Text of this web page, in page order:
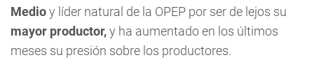
Medioy líder natural de la OPEP por ser de lejos su
mayor productor,y ha aumentado en los últimos
meses su presión sobre los productores.